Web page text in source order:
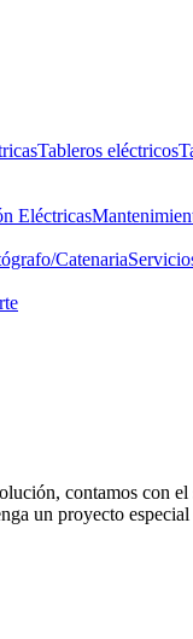
Tableros eléctricos
Eléctricas
Catenaria
contamos con
un proyecto